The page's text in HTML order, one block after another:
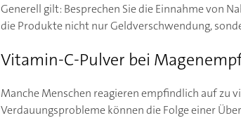
Generell gilt: Besprechen Sie die Einnahme von
die Produkte nicht nur Geldverschwendung,
Vitamin-C-Pulver bei
Manche Menschen reagieren empfindlich auf zu
Verdauungsprobleme können die Folge einer